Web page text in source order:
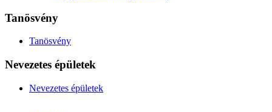
Tanösvény
Tanösvény
Nevezetes épületek
Nevezetes épületek